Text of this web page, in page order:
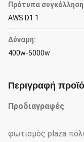
Πρότυπα
AWS D1.1
Δύναμη:
400w-5000w
Περιγραφή
Προδιαγραφές
φωτισμός plaza